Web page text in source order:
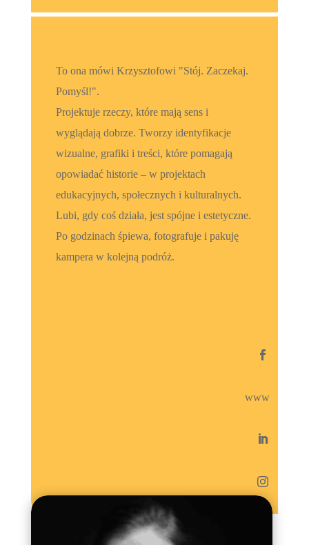
To ona mówi Krzysztofowi "Stój. Zaczekaj.
Pomyśl!".
Projektuje rzeczy, które mają sens i
wyglądają dobrze. Tworzy identyfikacje
wizualne, grafiki i treści, które pomagają
opowiadać historie – w projektach
edukacyjnych, społecznych i kulturalnych.
Lubi, gdy coś działa, jest spójne i estetyczne.
Po godzinach śpiewa, fotografuje i pakuję
kampera w kolejną podróż.

www

